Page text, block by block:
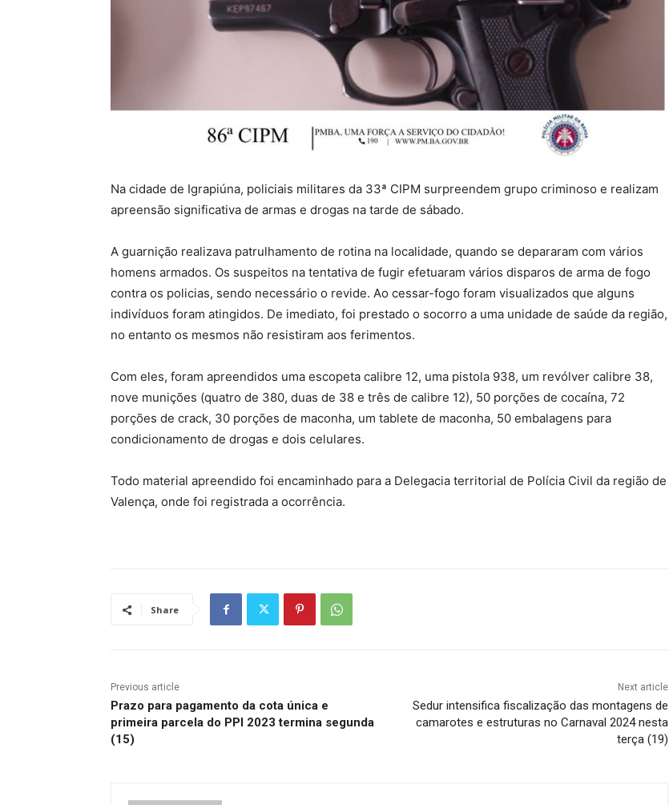
Na cidade de Igrapiúna, policiais militares da 33ª CIPM surpreendem grupo criminoso e realizam
apreensão significativa de armas e drogas na tarde de sábado.
A guarnição realizava patrulhamento de rotina na localidade, quando se depararam com vários
homens armados. Os suspeitos na tentativa de fugir efetuaram vários disparos de arma de fogo
contra os policias, sendo necessário o revide. Ao cessar-fogo foram visualizados que alguns
indivíduos foram atingidos. De imediato, foi prestado o socorro a uma unidade de saúde da região,
no entanto os mesmos não resistiram aos ferimentos.
Com eles, foram apreendidos uma escopeta calibre 12, uma pistola 938, um revólver calibre 38,
nove munições (quatro de 380, duas de 38 e três de calibre 12), 50 porções de cocaína, 72
porções de crack, 30 porções de maconha, um tablete de maconha, 50 embalagens para
condicionamento de drogas e dois celulares.
Todo material apreendido foi encaminhado para a Delegacia territorial de Polícia Civil da região de
Valença, onde foi registrada a ocorrência.
Share
Previous article
Prazo para pagamento da cota única e
primeira parcela do PPI 2023 termina segunda
(15)
Next article
Sedur intensifica fiscalização das montagens de
camarotes e estruturas no Carnaval 2024 nesta
terça (19)